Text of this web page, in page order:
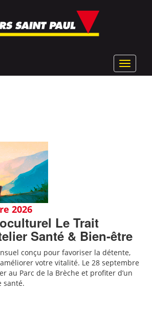
Toggle
2026
Le Trait
Santé & Bien-être
conçu pour favoriser la détente,
votre vitalité. Le 28 septembre
au Parc de la Brèche et profiter d’un
santé.